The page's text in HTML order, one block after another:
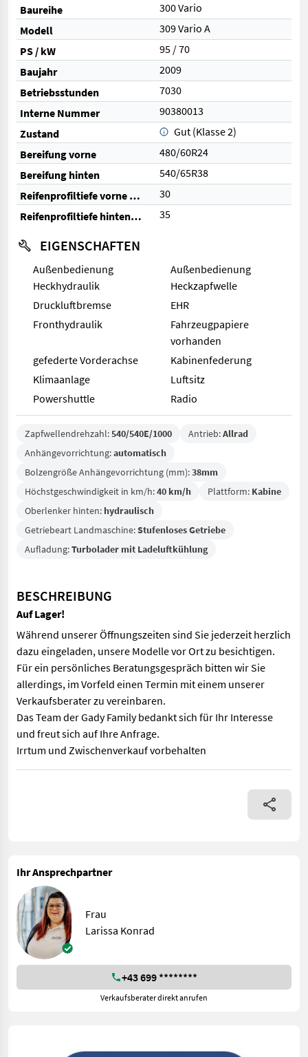
Baureihe
300 Vario
Modell
309 Vario A
PS / kW
95 / 70
Baujahr
2009
Betriebsstunden
7030
Interne Nummer
90380013
Zustand
Gut (Klasse 2)
Bereifung vorne
480/60R24
Bereifung hinten
540/65R38
Reifenprofiltiefe vorne (%)
30
Reifenprofiltiefe hinten (%)
35
EIGENSCHAFTEN
Außenbedienung
Heckhydraulik
Außenbedienung
Heckzapfwelle
Druckluftbremse
EHR
Fronthydraulik
Fahrzeugpapiere
vorhanden
gefederte Vorderachse
Kabinenfederung
Klimaanlage
Luftsitz
Powershuttle
Radio
Zapfwellendrehzahl:540/540E/1000 Antrieb:Allrad
Anhängevorrichtung:automatisch
Bolzengröße Anhängevorrichtung (mm):38mm
Höchstgeschwindigkeit in km/h:40 km/h Plattform: Kabine
Oberlenker hinten: hydraulisch
Getriebeart Landmaschine:Stufenloses Getriebe
Aufladung:Turbolader mit Ladeluftkühlung
BESCHREIBUNG
Auf Lager!
Während unserer Öffnungszeiten sind Sie jederzeit herzlich
dazu eingeladen, unsere Modelle vor Ort zu besichtigen.
Für ein persönliches Beratungsgespräch bitten wir Sie
allerdings, im Vorfeld einen Termin mit einem unserer
Verkaufsberater zu vereinbaren.
Das Team der Gady Family bedankt sich für Ihr Interesse
und freut sich auf Ihre Anfrage.
Irrtum und Zwischenverkauf vorbehalten
Während unserer Öffnungszeiten sind Sie jederzeit herzlich
Ihr Ansprechpartner
Frau
Larissa Konrad
+43 699 ********
Verkaufsberater direkt anrufen